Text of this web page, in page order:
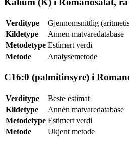
Verditype
Gjennomsnittlig
Kildetype
Annen matvaredatabase
Metodetype Estimert verdi
Metode
Analysemetode
C16:0 (palmitinsyre) i
Verditype
Beste estimat
Kildetype
Annen matvaredatabase
Metodetype Estimert verdi
Metode
Ukjent metode